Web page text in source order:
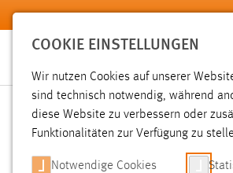
Zum Hauptinhalt springen
SUCHE
COOKIE EINSTELLUNGEN
Wir nutzen Cookies auf unserer
sind technisch notwendig, während
diese Website zu verbessern oder
Funktionalitäten zur Verfügung zu
Notwendige Cookies